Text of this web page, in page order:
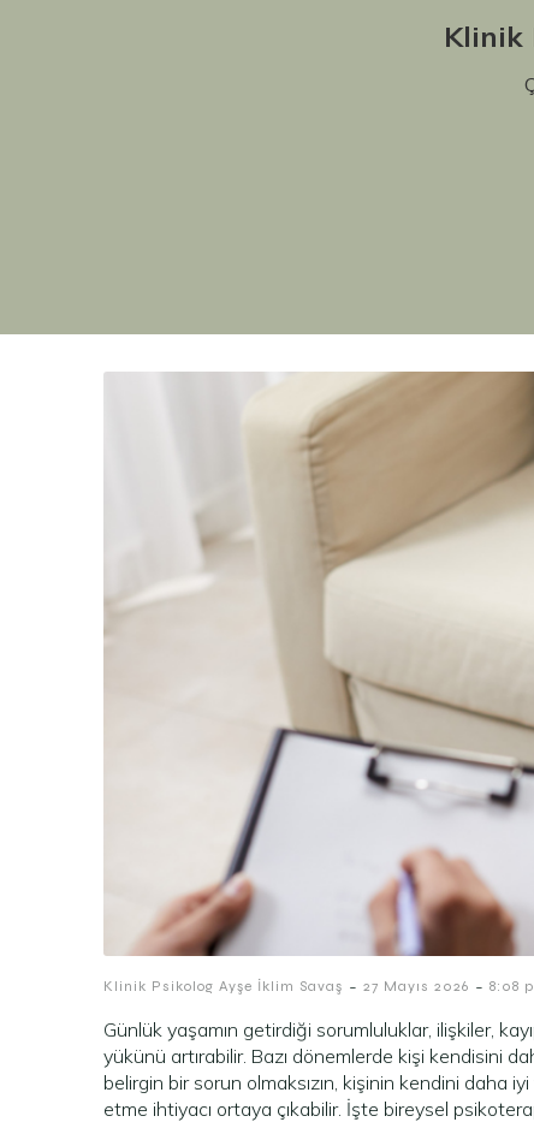
Klinik
Klinik Psikolog Ayşe İklim Savaş - 27 Mayıs 2026 - 8:08
Günlük yaşamın getirdiği sorumluluklar, ilişkiler,
yükünü artırabilir. Bazı dönemlerde kişi kendisini
belirgin bir sorun olmaksızın, kişinin kendini daha
etme ihtiyacı ortaya çıkabilir. İşte bireysel